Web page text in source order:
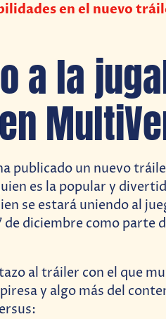
en el nuevo
a la
publicado un nuevo
es la popular y
se estará uniendo al
diciembre como parte
al tráiler con el que
y algo más del